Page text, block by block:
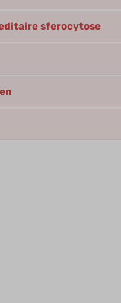
sferocytose